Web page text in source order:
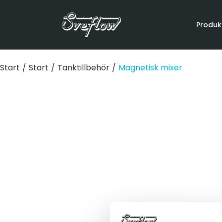
Start / Start / Tanktillbehör / Magnetisk mixer